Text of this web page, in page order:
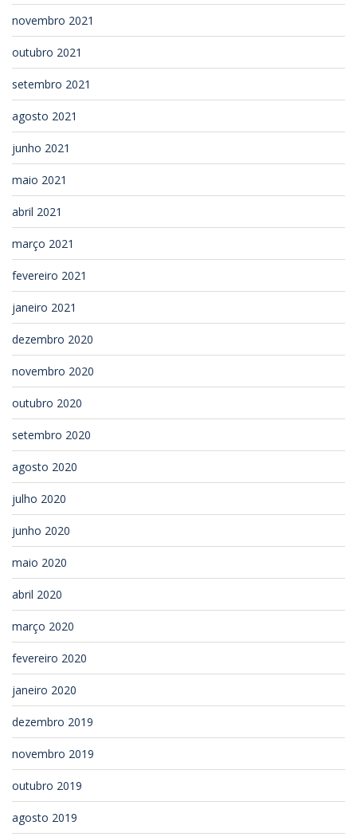
novembro 2021
outubro 2021
setembro 2021
agosto 2021
junho 2021
maio 2021
abril 2021
março 2021
fevereiro 2021
janeiro 2021
dezembro 2020
novembro 2020
outubro 2020
setembro 2020
agosto 2020
julho 2020
junho 2020
maio 2020
abril 2020
março 2020
fevereiro 2020
janeiro 2020
dezembro 2019
novembro 2019
outubro 2019
agosto 2019